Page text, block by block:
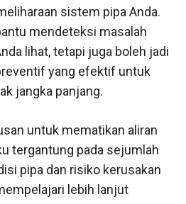
sistem pipa Anda.
mendeteksi masalah
lihat, tetapi juga boleh jadi
yang efektif untuk
jangka panjang.
untuk mematikan aliran
tergantung pada sejumlah
pipa dan risiko kerusakan
lebih lanjut